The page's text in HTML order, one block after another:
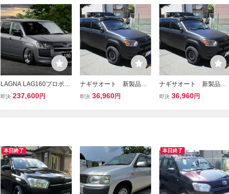
LAGNA LAG160プロボッ
クス フラップフルエアロ
即決 237,600円
ナギサオート 新製品
プロボックス ＮＣＰ16
即決 36,960円
ナギサオート 新製品
プロボックス ＮＣＰ16
即決 36,960円
本日終了 本日終了